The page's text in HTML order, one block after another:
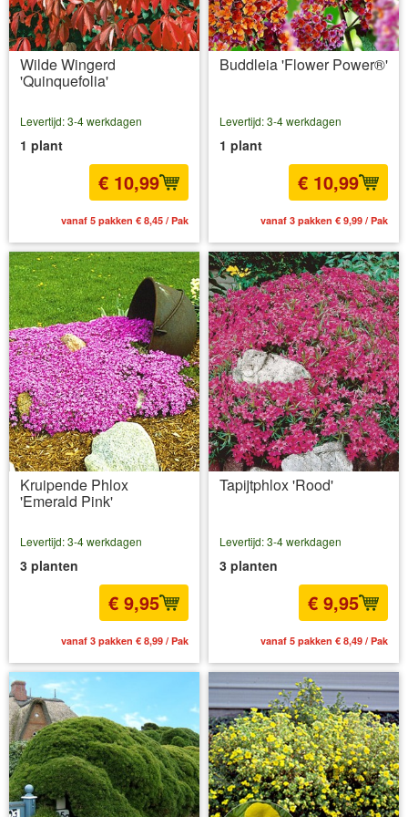
Wilde Wingerd
'Quinquefolia'
Levertijd: 3-4 werkdagen
1 plant
€ 10,99
vanaf 5 pakken € 8,45 / Pak
Buddleia 'Flower Power®'
Levertijd: 3-4 werkdagen
1 plant
€ 10,99
vanaf 3 pakken € 9,99 / Pak
Kruipende Phlox
'Emerald Pink'
Levertijd: 3-4 werkdagen
3 planten
€ 9,95
vanaf 3 pakken € 8,99 / Pak
Tapijtphlox 'Rood'
Levertijd: 3-4 werkdagen
3 planten
€ 9,95
vanaf 5 pakken € 8,49 / Pak